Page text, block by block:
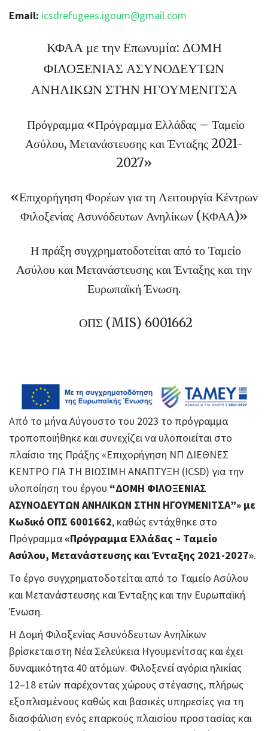
Email: icsdrefugees.igoum@gmail.com
ΚΦΑΑ με την Επωνυμία: ΔΟΜΗ
ΦΙΛΟΞΕΝΙΑΣ ΑΣΥΝΟΔΕΥΤΩΝ
ΑΝΗΛΙΚΩΝ ΣΤΗΝ ΗΓΟΥΜΕΝΙΤΣΑ
Πρόγραμμα «Πρόγραμμα Ελλάδας – Ταμείο
Ασύλου, Μετανάστευσης και Ένταξης 2021-
2027»
«Επιχορήγηση Φορέων για τη Λειτουργία Κέντρων
Φιλοξενίας Ασυνόδευτων Ανηλίκων (ΚΦΑΑ)»
Η πράξη συγχρηματοδοτείται από το Ταμείο
Ασύλου και Μετανάστευσης και Ένταξης και την
Ευρωπαϊκή Ένωση.
ΟΠΣ (MIS) 6001662
Από το μήνα Αύγουστο του 2023 το πρόγραμμα
τροποποιήθηκε και συνεχίζει να υλοποιείται στο
πλαίσιο της Πράξης «Επιχορήγηση ΝΠ ΔΙΕΘΝΕΣ
ΚΕΝΤΡΟ ΓΙΑ ΤΗ ΒΙΩΣΙΜΗ ΑΝΑΠΤΥΞΗ (ICSD) για την
υλοποίηση του έργου “ΔΟΜΗ ΦΙΛΟΞΕΝΙΑΣ
ΑΣΥΝΟΔΕΥΤΩΝ ΑΝΗΛΙΚΩΝ ΣΤΗΝ ΗΓΟΥΜΕΝΙΤΣΑ”» με
Κωδικό ΟΠΣ 6001662, καθώς εντάχθηκε στο
Πρόγραμμα«Πρόγραμμα Ελλάδας – Ταμείο
Ασύλου, Μετανάστευσης και Ένταξης 2021-2027».
Το έργο συγχρηματοδοτείται από το Ταμείο Ασύλου
και Μετανάστευσης και Ένταξης και την Ευρωπαϊκή
Ένωση.
Η Δομή Φιλοξενίας Ασυνόδευτων Ανηλίκων
βρίσκεται στη Νέα Σελεύκεια Ηγουμενίτσας και έχει
δυναμικότητα 40 ατόμων. Φιλοξενεί αγόρια ηλικίας
12–18 ετών παρέχοντας χώρους στέγασης, πλήρως
εξοπλισμένους καθώς και βασικές υπηρεσίες για τη
διασφάλιση ενός επαρκούς πλαισίου προστασίας και